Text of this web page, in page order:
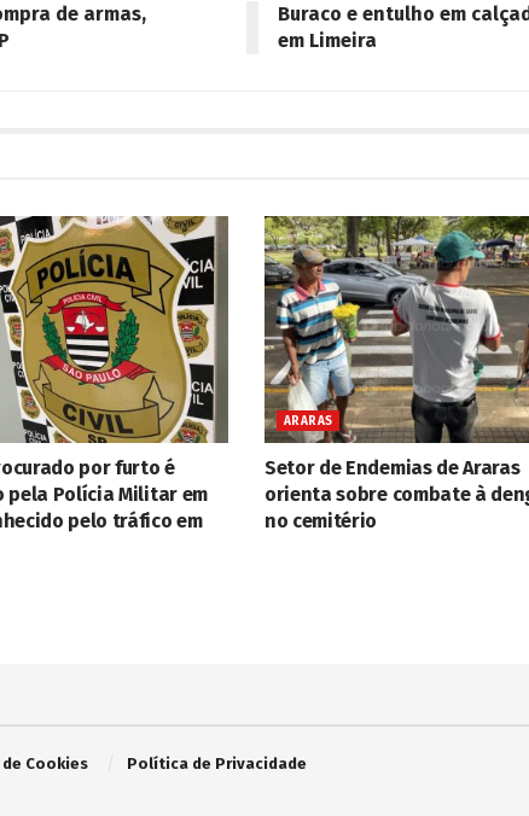
de armas,
Buraco e entulho em
em Limeira
por furto é
pela Polícia Militar em
pelo tráfico em
ARARAS
Setor de Endemias de Araras
orienta sobre combate à
no cemitério
Cookies Política de Privacidade